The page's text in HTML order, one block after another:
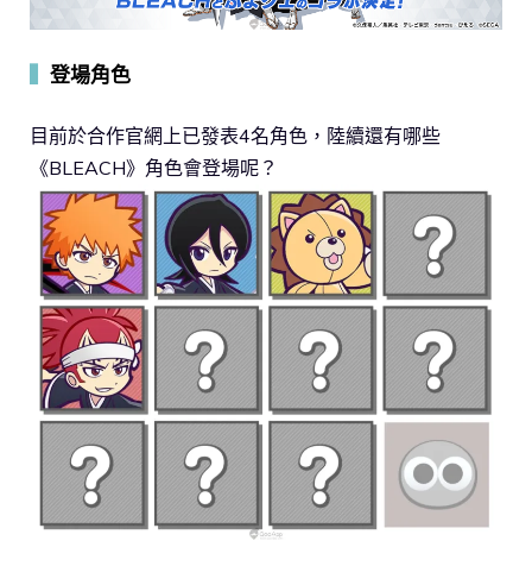
登場角色
目前於合作官網上已發表4名角色，陸續還有哪些
《BLEACH》角色會登場呢？